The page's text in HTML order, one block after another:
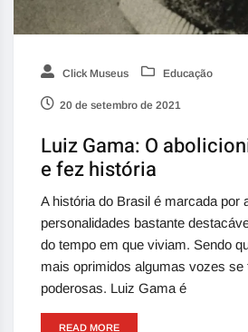
Click Museus Educação
20 de setembro de 2021
Luiz Gama: O
e fez história
A história do Brasil é marcada por
personalidades bastante
do tempo em que viviam. Sendo
mais oprimidos algumas vozes se
poderosas. Luiz Gama é
READ MORE